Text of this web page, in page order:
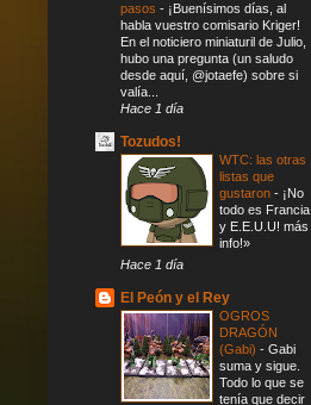
pasos - ¡Buenísimos días, al
habla vuestro comisario Kriger!
En el noticiero miniaturil de Julio,
hubo una pregunta (un saludo
desde aquí, @jotaefe) sobre si
valía...
Hace 1 día
Tozudos!
WTC: las otras
listas que
gustaron - ¡No
todo es Francia
y E.E.U.U! más
info!»
Hace 1 día
El Peón y el Rey
OGROS
DRAGÓN
(Gabi) - Gabi
suma y sigue.
Todo lo que se
tenía que decir